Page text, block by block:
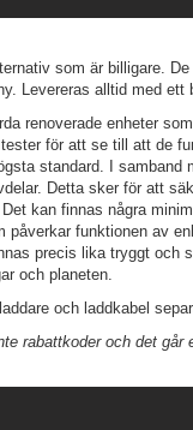
som är billigare.
Levereras alltid med ett
renoverade enheter
för att se till att de
standard. I
Detta sker för att
kan finnas några
funktionen av
precis lika tryggt och
och planeten.
och laddkabel
rabattkoder och det